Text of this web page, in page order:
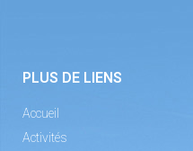
PLUS DE LIENS
Accueil
Activités